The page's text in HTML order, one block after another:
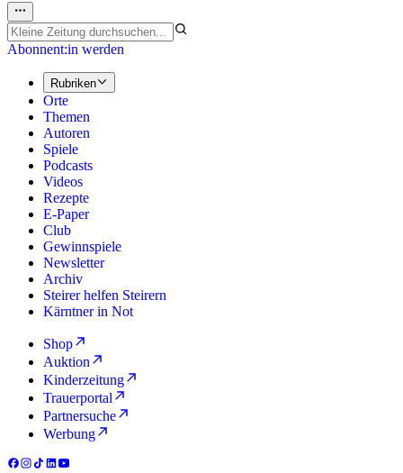
Abonnent:in werden
Rubriken
Orte
Themen
Autoren
Spiele
Podcasts
Videos
Rezepte
E-Paper
Club
Gewinnspiele
Newsletter
Archiv
Steirer helfen Steirern
Kärntner in Not
Shop
Auktion
Kinderzeitung
Trauerportal
Partnersuche
Werbung